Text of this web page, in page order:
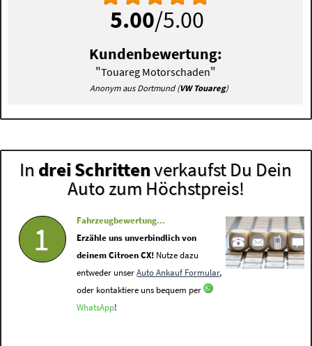
5.00/5.00
Kundenbewertung:
"Touareg Motorschaden"
Anonym aus Dortmund (VW Touareg)
In drei Schrittenverkaufst Du Dein
Auto zum Höchstpreis!
1
Fahrzeugbewertung...
Erzähle uns unverbindlich von
deinem Citroen CX! Nutze dazu
entweder unserAuto Ankauf Formular,
oder kontaktiere uns bequem per
WhatsApp!